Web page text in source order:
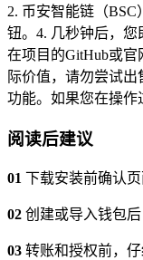
2. 币安智能链（BSC
钮。4. 几秒钟后，您
在项目的GitHub或
际价值，请勿尝试
功能。如果您在操作
阅读后建议
01 下载安装前确认
02 创建或导入钱包
03 转账和授权前，